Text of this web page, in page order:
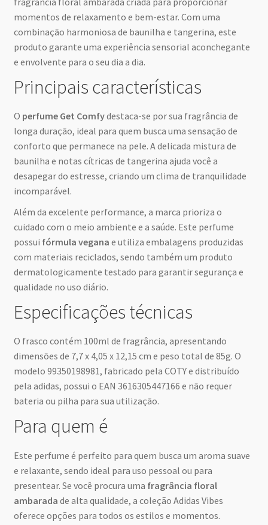
momentos de relaxamento e bem-estar. Com uma
combinação harmoniosa de baunilha e tangerina, este
produto garante uma experiência sensorial aconchegante
e envolvente para o seu dia a dia.
Principais características
O perfume Get Comfydestaca-se por sua fragrância de
longa duração, ideal para quem busca uma sensação de
conforto que permanece na pele. A delicada mistura de
baunilha e notas cítricas de tangerina ajuda você a
desapegar do estresse, criando um clima de tranquilidade
incomparável.
Além da excelente performance, a marca prioriza o
cuidado com o meio ambiente e a saúde. Este perfume
possui fórmula vegana e utiliza embalagens produzidas
com materiais reciclados, sendo também um produto
dermatologicamente testado para garantir segurança e
qualidade no uso diário.
Especificações técnicas
O frasco contém 100ml de fragrância, apresentando
dimensões de 7,7 x 4,05 x 12,15 cm e peso total de 85g. O
modelo 99350198981, fabricado pela COTY e distribuído
pela adidas, possui o EAN 3616305447166 e não requer
bateria ou pilha para sua utilização.
Para quem é
Este perfume é perfeito para quem busca um aroma suave
e relaxante, sendo ideal para uso pessoal ou para
presentear. Se você procura uma fragrância floral
ambarada de alta qualidade, a coleção Adidas Vibes
oferece opções para todos os estilos e momentos.